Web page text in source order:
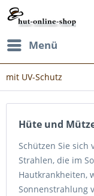
Menü
mit UV-Schutz
Hüte und
Schützen Sie
Strahlen, die im
Hautkrankheiten,
Sonnenstrahlung